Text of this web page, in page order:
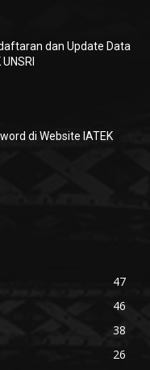
dan Update Data
di Website IATEK
47
46
38
26